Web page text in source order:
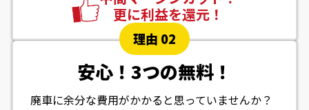
更に利益を還元！
理由 02
安心！3つの無料！
廃車に余分な費用がかかると思っていませんか？